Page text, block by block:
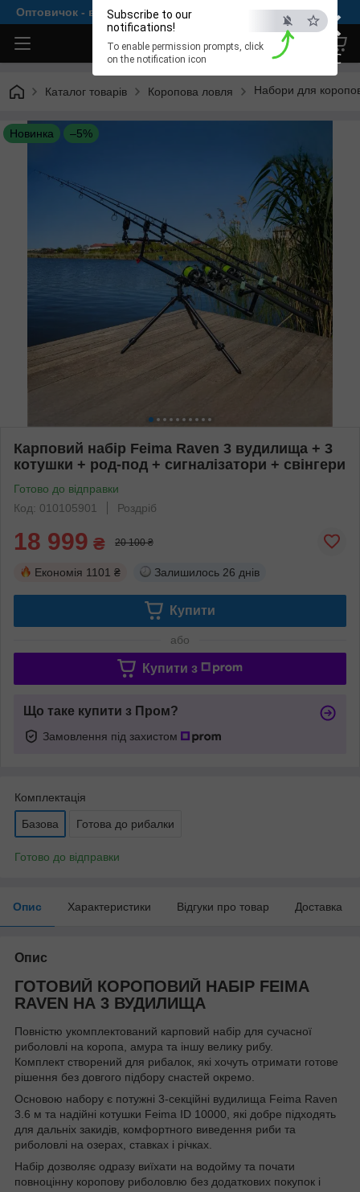
×
ESC
Subscribe to our
notifications!
To enable permission prompts, click
on the notification icon
Оптовичок - все для комфортної рибалки
Каталог товарів Коропова ловля Набори для
Новинка –5%
Карповий набір Feima Raven 3 вудилища + 3
котушки + род-под + сигналізатори + свінгери
Готово до відправки
Код: 010105901
Роздріб
18 999 ₴ 20 100 ₴
Економія 1101 ₴ Залишилось 26 днів
Купити
або
Купити з
Що таке купити з Пром?
Замовлення під захистом
Комплектація
Базова Готова до рибалки
Готово до відправки
Опис Характеристики Відгуки про товар Доставка
Опис
ГОТОВИЙ КОРОПОВИЙ НАБІР FEIMA
RAVEN НА 3 ВУДИЛИЩА
Повністю укомплектований карповий набір для сучасної
риболовлі на коропа, амура та іншу велику рибу.
Комплект створений для рибалок, які хочуть отримати готове
рішення без довгого підбору снастей окремо.
Основою набору є потужні 3-секційні вудилища Feima Raven
3.6 м та надійні котушки Feima ID 10000, які добре підходять
для дальніх закидів, комфортного виведення риби та
риболовлі на озерах, ставках і річках.
Набір дозволяє одразу виїхати на водойму та почати
повноцінну коропову риболовлю без додаткових покупок і